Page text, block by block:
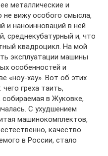
металлические и
не вижу особого смысла,
и наноинноваций в ней
среднекубатурный и, что
квадроцикл. На мой
эксплуатации машины
особенностей и
«ноу-хау». Вот об этих
греха таить,
собираемая в Жуковке,
С ухудшением
машинокомплектов,
качество
в России, стало